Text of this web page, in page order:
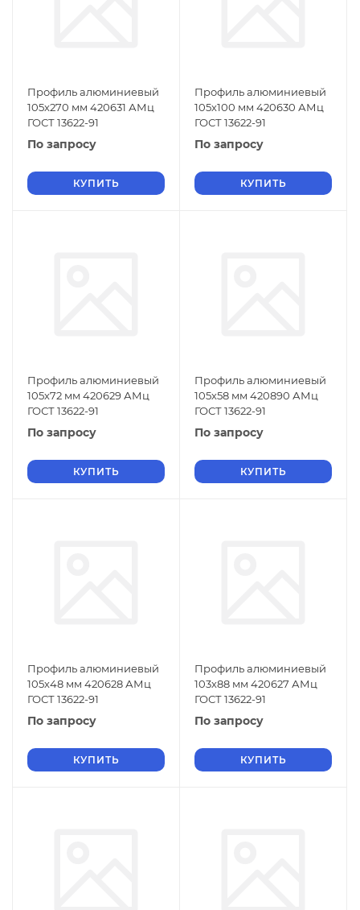
Профиль алюминиевый
105х270 мм 420631 АМц
ГОСТ 13622-91
По запросу
КУПИТЬ
Профиль алюминиевый
105х100 мм 420630 АМц
ГОСТ 13622-91
По запросу
КУПИТЬ
Профиль алюминиевый
105х72 мм 420629 АМц
ГОСТ 13622-91
По запросу
КУПИТЬ
Профиль алюминиевый
105х58 мм 420890 АМц
ГОСТ 13622-91
По запросу
КУПИТЬ
Профиль алюминиевый
105х48 мм 420628 АМц
ГОСТ 13622-91
По запросу
КУПИТЬ
Профиль алюминиевый
103х88 мм 420627 АМц
ГОСТ 13622-91
По запросу
КУПИТЬ